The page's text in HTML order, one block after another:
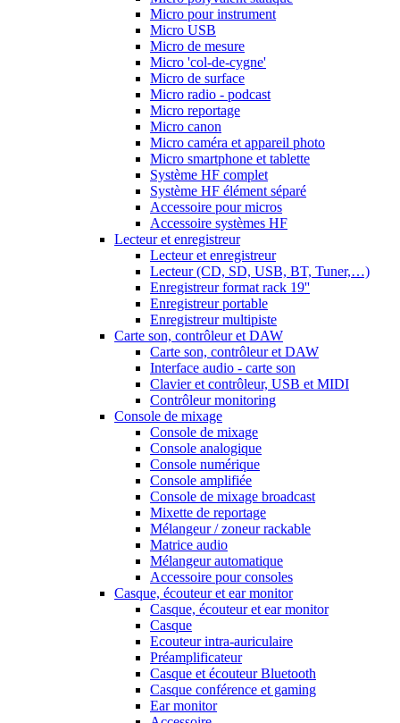
Micro pour instrument
Micro USB
Micro de mesure
Micro 'col-de-cygne'
Micro de surface
Micro radio - podcast
Micro reportage
Micro canon
Micro caméra et appareil photo
Micro smartphone et tablette
Système HF complet
Système HF élément séparé
Accessoire pour micros
Accessoire systèmes HF
Lecteur et enregistreur
Lecteur et enregistreur
Lecteur (CD, SD, USB, BT, Tuner,…)
Enregistreur format rack 19''
Enregistreur portable
Enregistreur multipiste
Carte son, contrôleur et DAW
Carte son, contrôleur et DAW
Interface audio - carte son
Clavier et contrôleur, USB et MIDI
Contrôleur monitoring
Console de mixage
Console de mixage
Console analogique
Console numérique
Console amplifiée
Console de mixage broadcast
Mixette de reportage
Mélangeur / zoneur rackable
Matrice audio
Mélangeur automatique
Accessoire pour consoles
Casque, écouteur et ear monitor
Casque, écouteur et ear monitor
Casque
Ecouteur intra-auriculaire
Préamplificateur
Casque et écouteur Bluetooth
Casque conférence et gaming
Ear monitor